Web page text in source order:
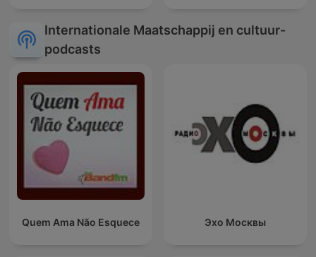
Internationale Maatschappij en cultuur-
podcasts
Quem Ama Não Esquece Эхо Москвы